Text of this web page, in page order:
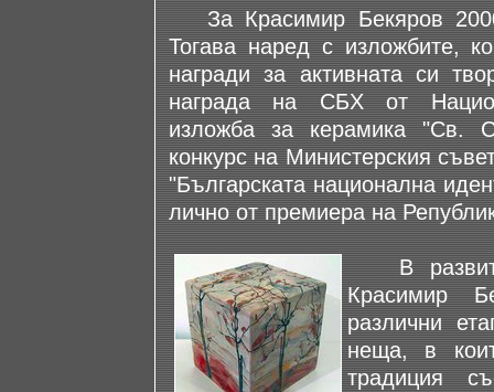
За Красимир Бекяров
Тогава наред с изложбите,
награди за активната си
награда на СБХ от
изложба за керамика "Св.
конкурс на Министерския
"Българската национална
лично от премиера на
В
Красимир
различни
неща, в
традиция